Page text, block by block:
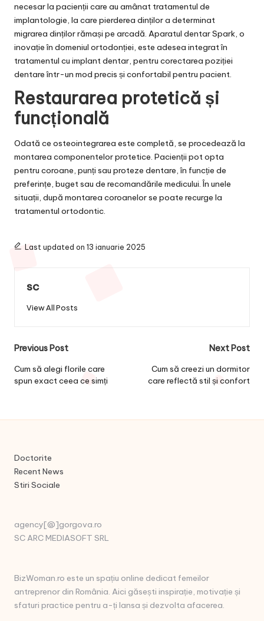
necesar la pacienții care au amânat tratamentul de
implantologie, la care pierderea dinților a determinat
migrarea dinților rămași pe arcadă. Aparatul dentar Spark, o
inovație în domeniul ortodonției, este adesea integrat în
tratamentul cu implant dentar, pentru corectarea poziției
dentare într-un mod precis și confortabil pentru pacient.
Restaurarea protetică și
funcțională
Odată ce osteointegrarea este completă, se procedează la
montarea componentelor protetice. Pacienții pot opta
pentru coroane, punți sau proteze dentare, în funcție de
preferințe, buget sau de recomandările medicului. În unele
situații, după montarea coroanelor se poate recurge la
tratamentul ortodontic.
Last updated on 13 ianuarie 2025
sc
View All Posts
Post
navigation
Previous Post
Cum să alegi florile care
spun exact ceea ce simți
Next Post
Cum să creezi un dormitor
care reflectă stil și confort
Doctorite
Recent News
Stiri Sociale
agency[@]gorgova.ro
SC ARC MEDIASOFT SRL
BizWoman.ro este un spațiu online dedicat femeilor
antreprenor din România. Aici găsești inspirație, motivație și
sfaturi practice pentru a-ți lansa și dezvolta afacerea.